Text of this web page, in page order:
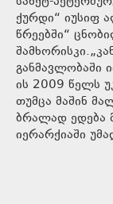
ქურდი“ იუსიფ
წრეებში“
განმავლობაში
ის 2009 წელს
თუმცა მაშინ
ბრალად ედება
იერარქიაში